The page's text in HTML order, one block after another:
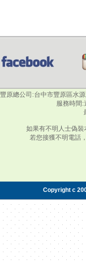
豐原總公司:台中市豐原區水
服務時間:
如果有不明人士偽
若您接獲不明電話
Copyright c